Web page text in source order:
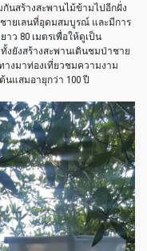
นสร้างสะพานไม้ข้ามไปอีกฝั่ง
ายเลนที่อุดมสมบูรณ์ และมีการ
ว 80 เมตรเพื่อให้ดูเป็น
งยังสร้างสะพานเดินชมป่าชาย
างมาท่องเที่ยวชมความงาม
นแสมอายุกว่า 100 ปี